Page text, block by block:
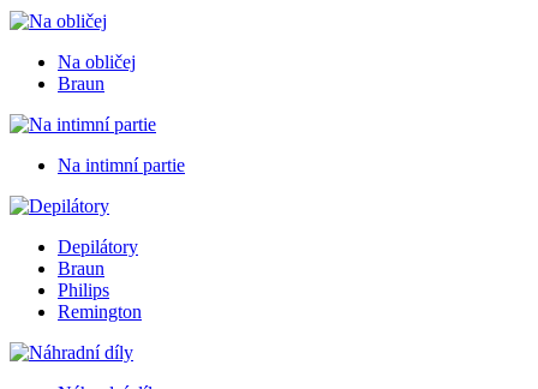
Na obličej
Braun
Na intimní partie
Depilátory
Braun
Philips
Remington